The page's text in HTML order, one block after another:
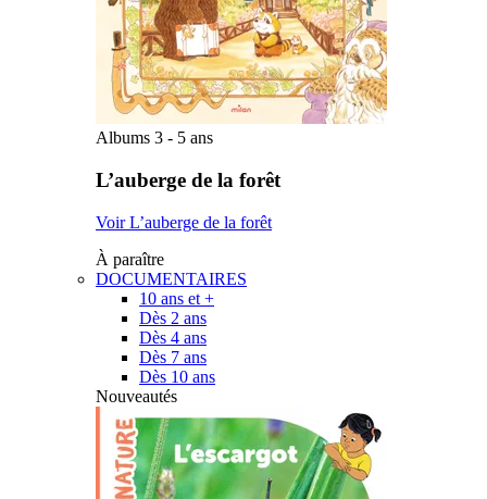
Albums 3 - 5 ans
L’auberge de la forêt
Voir L’auberge de la forêt
À paraître
DOCUMENTAIRES
10 ans et +
Dès 2 ans
Dès 4 ans
Dès 7 ans
Dès 10 ans
Nouveautés